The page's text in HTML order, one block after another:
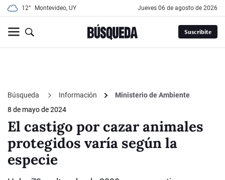
12° Montevideo, UY jueves 06 de agosto de 2026
Suscribite
Búsqueda Información
Ministerio de Ambiente
8 de mayo de 2024
El castigo por cazar animales
protegidos varía según la
especie